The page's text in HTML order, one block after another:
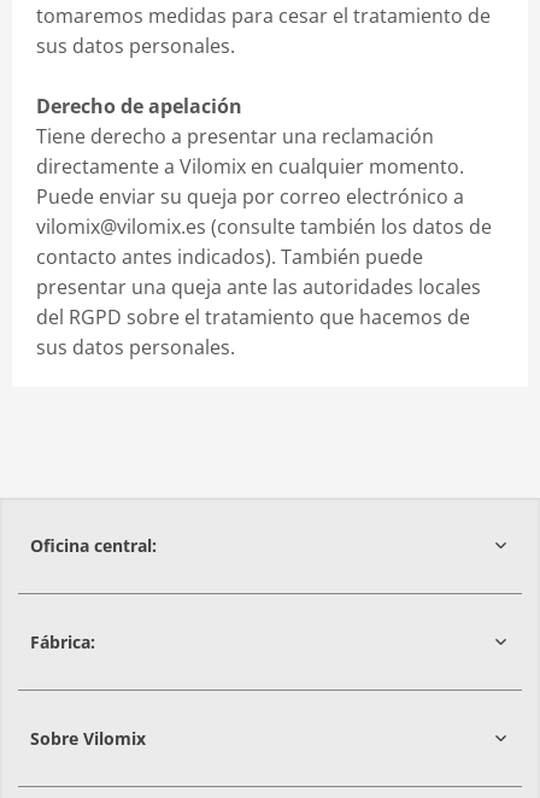
tomaremos medidas para cesar el tratamiento de
sus datos personales.
Derecho de apelación
Tiene derecho a presentar una reclamación
directamente a Vilomix en cualquier momento.
Puede enviar su queja por correo electrónico a
vilomix@vilomix.es (consulte también los datos de
contacto antes indicados). También puede
presentar una queja ante las autoridades locales
del RGPD sobre el tratamiento que hacemos de
sus datos personales.
Oficina central:
Fábrica:
Sobre Vilomix